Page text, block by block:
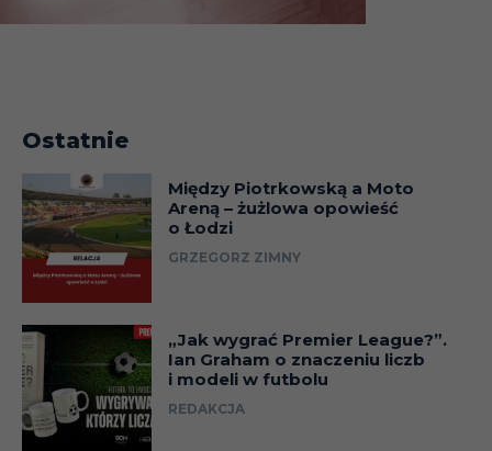
Ostatnie
Między Piotrkowską a Moto
Areną – żużlowa opowieść
o Łodzi
GRZEGORZ ZIMNY
„Jak wygrać Premier League?”.
Ian Graham o znaczeniu liczb
i modeli w futbolu
REDAKCJA